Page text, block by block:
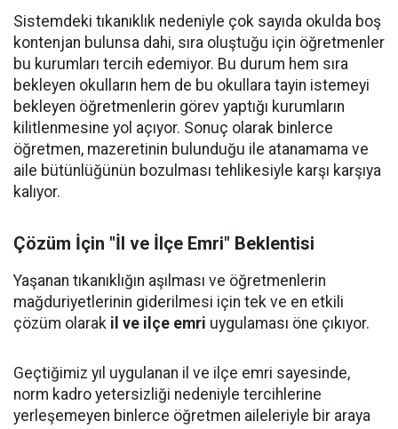
Sistemdeki tıkanıklık nedeniyle çok sayıda okulda boş
kontenjan bulunsa dahi, sıra oluştuğu için öğretmenler
bu kurumları tercih edemiyor. Bu durum hem sıra
bekleyen okulların hem de bu okullara tayin istemeyi
bekleyen öğretmenlerin görev yaptığı kurumların
kilitlenmesine yol açıyor. Sonuç olarak binlerce
öğretmen, mazeretinin bulunduğu ile atanamama ve
aile bütünlüğünün bozulması tehlikesiyle karşı karşıya
kalıyor.
Çözüm İçin "İl ve İlçe Emri" Beklentisi
Yaşanan tıkanıklığın aşılması ve öğretmenlerin
mağduriyetlerinin giderilmesi için tek ve en etkili
çözüm olarak il ve ilçe emri uygulaması öne çıkıyor.
Geçtiğimiz yıl uygulanan il ve ilçe emri sayesinde,
norm kadro yetersizliği nedeniyle tercihlerine
yerleşemeyen binlerce öğretmen aileleriyle bir araya